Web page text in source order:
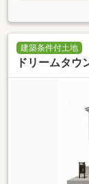
建築条件付土地
ドリームタウ